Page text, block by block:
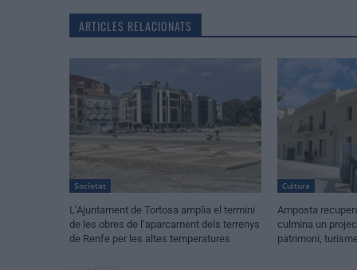
ARTICLES RELACIONATS
Societat
L’Ajuntament de Tortosa amplia el termini
de les obres de l’aparcament dels terrenys
de Renfe per les altes temperatures
Cultura
Amposta
culmina un
patrimoni,